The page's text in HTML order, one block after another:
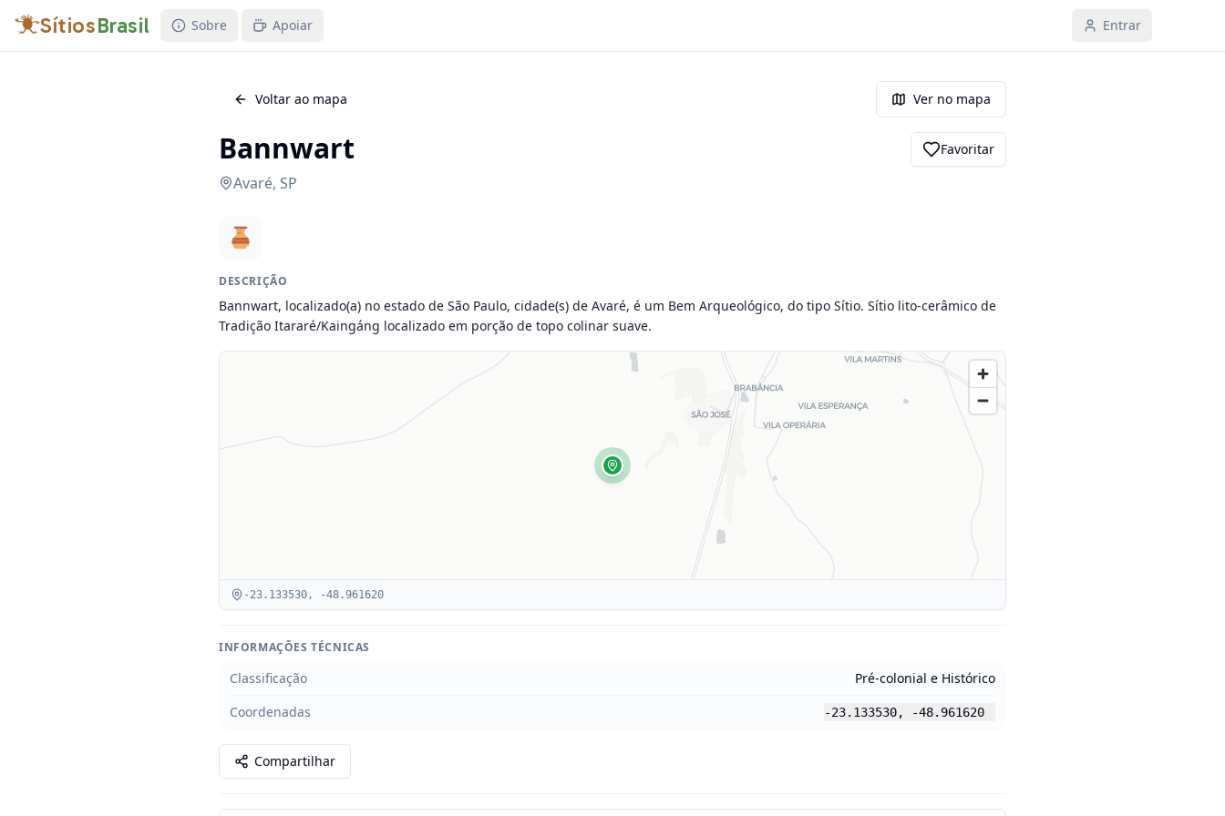
SítiosBrasil Sobre Apoiar Entrar
Voltar ao mapa Ver no mapa
Bannwart
Avaré, SP
Favoritar
DESCRIÇÃO
Bannwart, localizado(a) no estado de São Paulo, cidade(s) de Avaré, é um Bem Arqueológico, do tipo Sítio. Sítio lito-cerâmico de
Tradição Itararé/Kaingáng localizado em porção de topo colinar suave.
-23.133530, -48.961620
INFORMAÇÕES TÉCNICAS
Classificação
Pré-colonial e Histórico
Coordenadas
-23.133530, -48.961620
Compartilhar